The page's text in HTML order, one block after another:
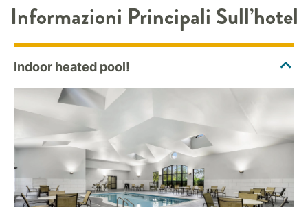
Informazioni Principali Sull’hotel